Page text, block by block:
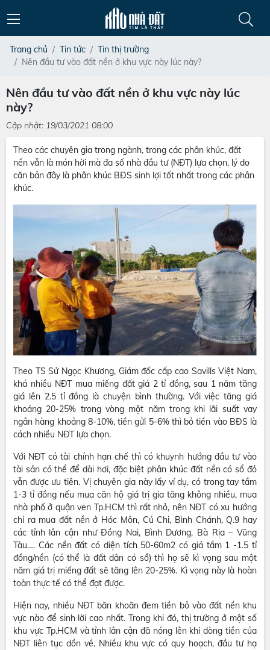
Trang chủ Tin tức
Tin thị trường
Nên đầu tư vào đất nền ở khu vực này lúc này?
Nên đầu tư vào đất nền ở khu vực này lúc
này?
Cập nhật: 19/03/2021 08:00
Theo các chuyên gia trong ngành, trong các phân khúc, đất
nền vẫn là món hời mà đa số nhà đầu tư (NĐT) lựa chọn, lý do
căn bản đây là phân khúc BĐS sinh lợi tốt nhất trong các phân
khúc.
Theo TS Sử Ngọc Khương, Giám đốc cấp cao Savills Việt Nam,
khá nhiều NĐT mua miếng đất giá 2 tỉ đồng, sau 1 năm tăng
giá lên 2.5 tỉ đồng là chuyện bình thường. Với việc tăng giá
khoảng 20-25% trong vòng một năm trong khi lãi suất vay
ngân hàng khoảng 8-10%, tiền gửi 5-6% thì bỏ tiền vào BĐS là
cách nhiều NĐT lựa chọn.
Với NĐT có tài chính hạn chế thì có khuynh hướng đầu tư vào
tài sản có thể để dài hơi, đặc biệt phân khúc đất nền có sổ đỏ
vẫn được ưu tiên. Vị chuyên gia này lấy ví dụ, có trong tay tầm
1-3 tỉ đồng nếu mua căn hộ giá trị gia tăng không nhiều, mua
nhà phố ở quận ven Tp.HCM thì rất nhỏ, nên NĐT có xu hướng
chỉ ra mua đất nền ở Hóc Môn, Củ Chi, Bình Chánh, Q.9 hay
các tỉnh lân cận như Đồng Nai, Bình Dương, Bà Rịa – Vũng
Tàu…. Các nền đất có diện tích 50-60m2 có giá tầm 1 -1.5 tỉ
đồng/nền (có thể là đất dân có sổ) thì họ sẽ kì vọng sau một
năm giá trị miếng đất sẽ tăng lên 20-25%. Kì vọng này là hoàn
toàn thực tế có thể đạt được.
Hiện nay, nhiều NĐT băn khoăn đem tiền bỏ vào đất nền khu
vực nào để sinh lời cao nhất. Trong khi đó, thị trường ở một số
khu vực Tp.HCM và tỉnh lân cận đã nóng lên khi dòng tiền của
NĐT liên tục dồn về. Nhiều khu vực có quy hoạch, đầu tư hạ